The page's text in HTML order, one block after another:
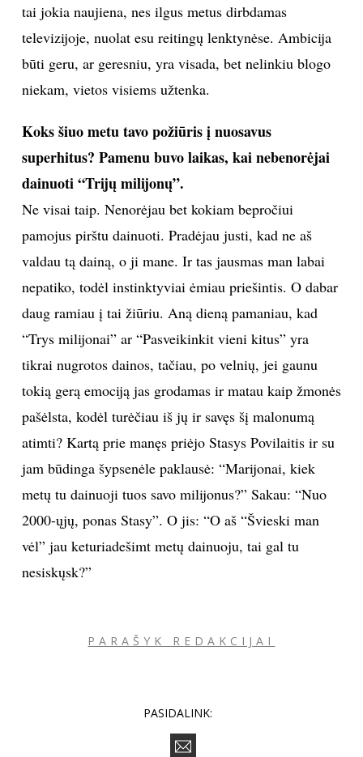
tai jokia naujiena, nes ilgus metus dirbdamas
televizijoje, nuolat esu reitingų lenktynėse. Ambicija
būti geru, ar geresniu, yra visada, bet nelinkiu blogo
niekam, vietos visiems užtenka.
Koks šiuo metu tavo požiūris į nuosavus
superhitus? Pamenu buvo laikas, kai nebenorėjai
dainuoti “Trijų milijonų”.
Ne visai taip. Nenorėjau bet kokiam bepročiui
pamojus pirštu dainuoti. Pradėjau justi, kad ne aš
valdau tą dainą, o ji mane. Ir tas jausmas man labai
nepatiko, todėl instinktyviai ėmiau priešintis. O dabar
daug ramiau į tai žiūriu. Aną dieną pamaniau, kad
“Trys milijonai” ar “Pasveikinkit vieni kitus” yra
tikrai nugrotos dainos, tačiau, po velnių, jei gaunu
tokią gerą emociją jas grodamas ir matau kaip žmonės
pašėlsta, kodėl turėčiau iš jų ir savęs šį malonumą
atimti? Kartą prie manęs priėjo Stasys Povilaitis ir su
jam būdinga šypsenėle paklausė: “Marijonai, kiek
metų tu dainuoji tuos savo milijonus?” Sakau: “Nuo
2000-ųjų, ponas Stasy”. O jis: “O aš “Švieski man
vėl” jau keturiadešimt metų dainuoju, tai gal tu
nesiskųsk?”
PARAŠYK REDAKCIJAI
PASIDALINK: